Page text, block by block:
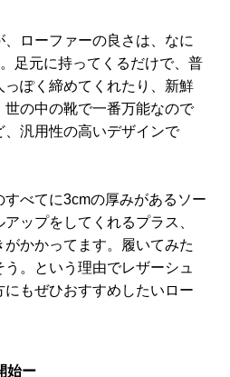
ローファーの良さは、なに
足元に持ってくるだけで、普
ぽく締めてくれたり、新鮮
の中の靴で一番万能なので
汎用性の高いデザインで
べてに3cmの厚みがあるソー
ップをしてくれるプラス、
かかってます。履いてみた
。という理由でレザーシュ
もぜひおすすめしたいロー
始ー